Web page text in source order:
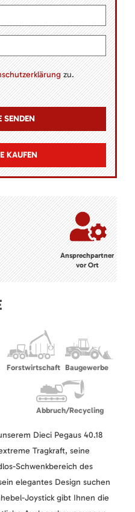
zu.
KAUFEN
Ansprechpartner
vor Ort
Forstwirtschaft Baugewerbe
Abbruch/Recycling
Dieci Pegaus 40.18
Tragkraft, seine
Schwenkbereich des
elegantes Design suchen
Joystick gibt Ihnen die